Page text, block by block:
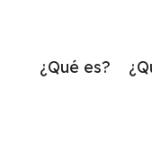
¿Qué es?